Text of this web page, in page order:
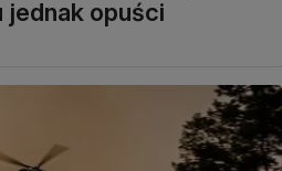
jednak opuści